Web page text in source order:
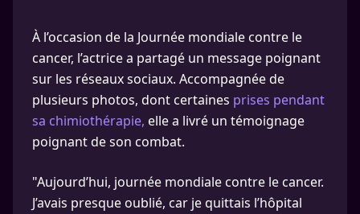
À l’occasion de la Journée mondiale contre le
cancer, l’actrice a partagé un message poignant
sur les réseaux sociaux. Accompagnée de
plusieurs photos, dont certaines prises pendant
sa chimiothérapie, elle a livré un témoignage
poignant de son combat.
"Aujourd’hui, journée mondiale contre le cancer.
J’avais presque oublié, car je quittais l’hôpital